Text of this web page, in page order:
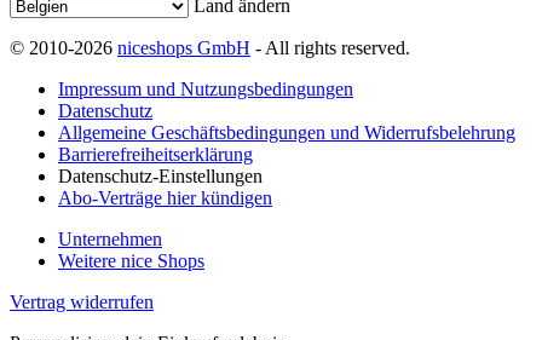
Land ändern
© 2010-2026 niceshops GmbH - All rights reserved.
Impressum und Nutzungsbedingungen
Datenschutz
Allgemeine Geschäftsbedingungen und Widerrufsbelehrung
Barrierefreiheitserklärung
Datenschutz-Einstellungen
Abo-Verträge hier kündigen
Unternehmen
Weitere nice Shops
Vertrag widerrufen